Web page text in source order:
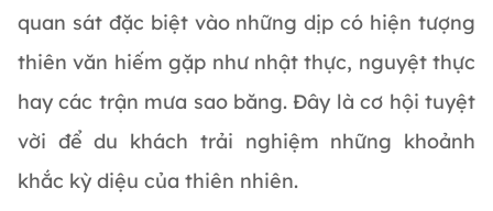
quan sát đặc biệt vào những dịp có hiện tượng
thiên văn hiếm gặp như nhật thực, nguyệt thực
hay các trận mưa sao băng. Đây là cơ hội tuyệt
vời để du khách trải nghiệm những khoảnh
khắc kỳ diệu của thiên nhiên.